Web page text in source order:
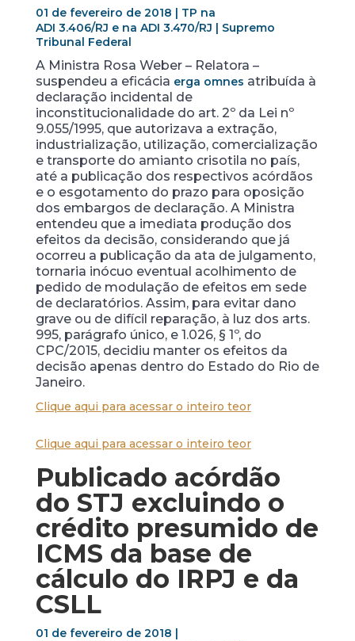
01 de fevereiro de 2018 | TP na
ADI 3.406/RJ e na ADI 3.470/RJ | Supremo
Tribunal Federal
A Ministra Rosa Weber – Relatora –
suspendeu a eficácia erga omnes atribuída à
declaração incidental de
inconstitucionalidade do art. 2º da Lei nº
9.055/1995, que autorizava a extração,
industrialização, utilização, comercialização
e transporte do amianto crisotila no país,
até a publicação dos respectivos acórdãos
e o esgotamento do prazo para oposição
dos embargos de declaração. A Ministra
entendeu que a imediata produção dos
efeitos da decisão, considerando que já
ocorreu a publicação da ata de julgamento,
tornaria inócuo eventual acolhimento de
pedido de modulação de efeitos em sede
de declaratórios. Assim, para evitar dano
grave ou de difícil reparação, à luz dos arts.
995, parágrafo único, e 1.026, § 1º, do
CPC/2015, decidiu manter os efeitos da
decisão apenas dentro do Estado do Rio de
Janeiro.
Clique aqui para acessar o inteiro teor
Clique aqui para acessar o inteiro teor
Publicado acórdão
do STJ excluindo o
crédito presumido de
ICMS da base de
cálculo do IRPJ e da
CSLL
01 de fevereiro de 2018 |